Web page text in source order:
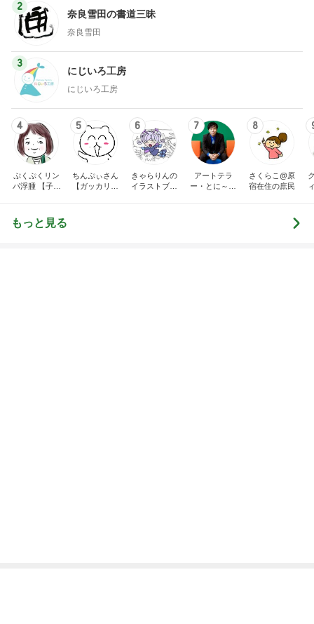
2
奈良雪田の書道三昧
奈良雪田
3
にじいろ工房
にじいろ工房
4
ぷくぷくリン
パ浮腫 【子宮
ミックエッセ
イ】
5
ちんぷぃさん
【ガッカリゆ
6
きゃらりんの
イラストブロ
7
アートテラ
ー・とに～の
8
さくらこ@原
宿在住の庶民
もっと見る